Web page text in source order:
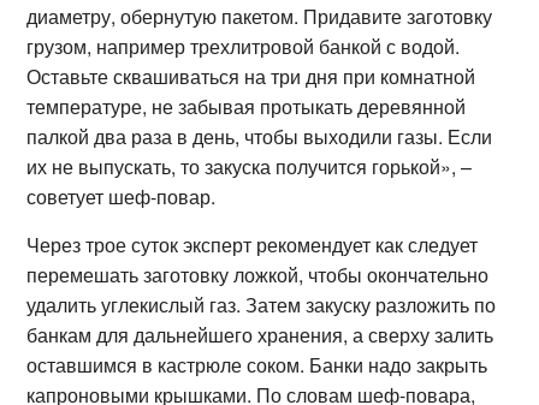
диаметру, обернутую пакетом. Придавите заготовку
грузом, например трехлитровой банкой с водой.
Оставьте сквашиваться на три дня при комнатной
температуре, не забывая протыкать деревянной
палкой два раза в день, чтобы выходили газы. Если
их не выпускать, то закуска получится горькой», –
советует шеф-повар.
Через трое суток эксперт рекомендует как следует
перемешать заготовку ложкой, чтобы окончательно
удалить углекислый газ. Затем закуску разложить по
банкам для дальнейшего хранения, а сверху залить
оставшимся в кастрюле соком. Банки надо закрыть
капроновыми крышками. По словам шеф-повара,